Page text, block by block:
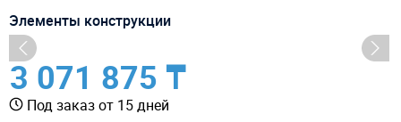
Элементы конструкции
3 071 875 ₸
Под заказ от 15 дней